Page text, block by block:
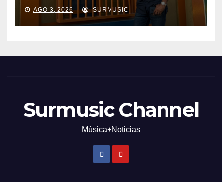
AGO 3, 2026 SURMUSIC
Surmusic Channel
Música+Noticias